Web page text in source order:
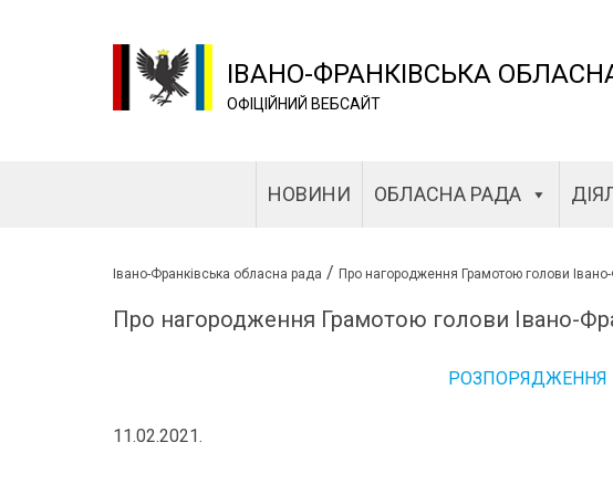
ІВАНО-ФРАНКІВСЬКА
ОФІЦІЙНИЙ ВЕБСАЙТ
НОВИНИ ОБЛАСНА РАДА
Івано-Франківська обласна рада / Про нагородження Грамотою голови Івано-
Про нагородження Грамотою голови Івано-
РОЗПОРЯДЖЕННЯ
11.02.2021.